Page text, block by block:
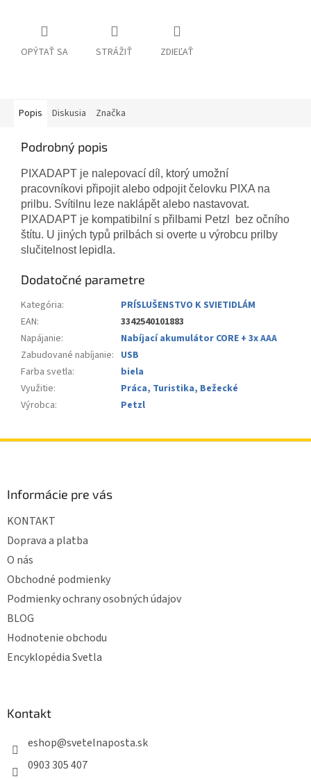
OPÝTAŤ SA STRÁŽIŤ ZDIEĽAŤ
Popis Diskusia Značka
Podrobný popis
PIXADAPT je nalepovací díl, ktorý umožní
pracovníkovi připojit alebo odpojit čelovku PIXA na
prilbu. Svítilnu leze naklápět alebo nastavovat.
PIXADAPT je kompatibilní s přilbami Petzl bez očního
štítu. U jiných typů prilbách si overte u výrobcu prilby
slučitelnost lepidla.
Dodatočné parametre
Kategória:
PRÍSLUŠENSTVO K SVIETIDLÁM
EAN:
3342540101883
Napájanie:
Nabíjací akumulátor CORE + 3x AAA
Zabudované nabíjanie: USB
Farba svetla:
biela
Využitie:
Práca, Turistika, Bežecké
Výrobca: Petzl
Informácie pre vás
KONTAKT
Doprava a platba
O nás
Obchodné podmienky
Podmienky ochrany osobných údajov
BLOG
Hodnotenie obchodu
Encyklopédia Svetla
Kontakt
eshop@svetelnaposta.sk
0903 305 407